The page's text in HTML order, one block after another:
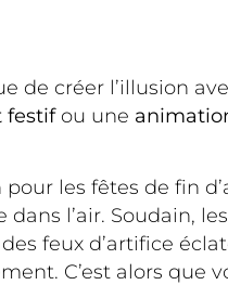
créer l’illusion
festifou une
les fêtes de fin
l’air. Soudain,
feux d’artifice
C’est alors que